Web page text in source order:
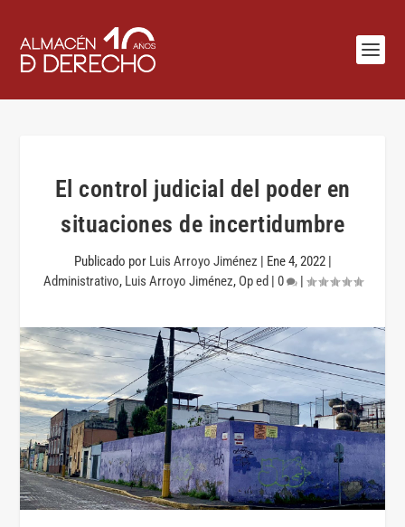
El control judicial del poder en
situaciones de incertidumbre
Publicado por Luis Arroyo Jiménez | Ene 4, 2022|
Administrativo, Luis Arroyo Jiménez, Op ed | 0 |